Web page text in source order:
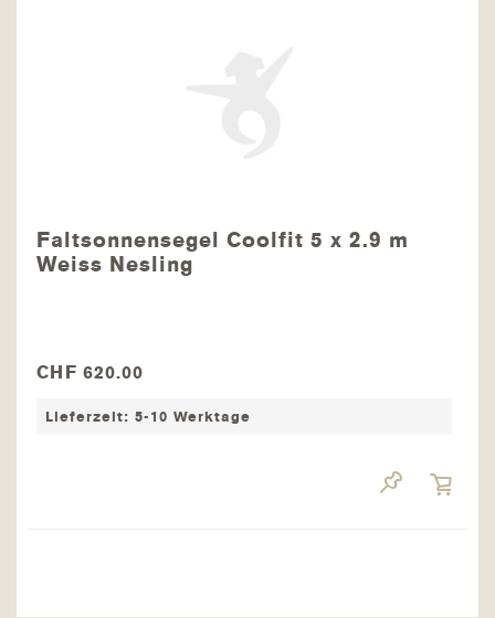
Faltsonnensegel Coolfit 5 x 2.9 m
Weiss Nesling
CHF 620.00
Lieferzeit: 5-10 Werktage